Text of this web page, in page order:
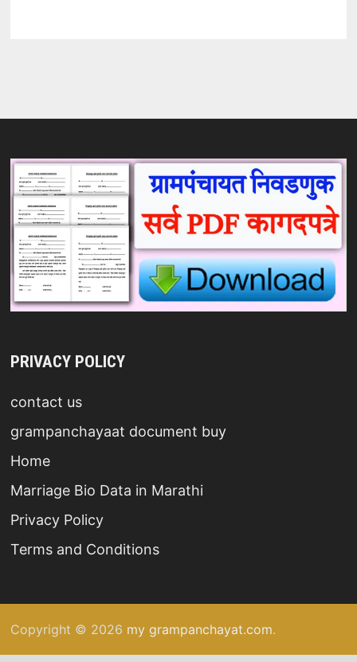
PRIVACY POLICY
contact us
grampanchayaat document buy
Home
Marriage Bio Data in Marathi
Privacy Policy
Terms and Conditions
Copyright © 2026 my grampanchayat.com.